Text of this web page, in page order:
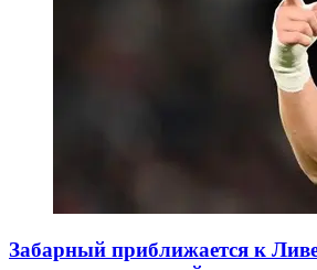
Забарный приближается к